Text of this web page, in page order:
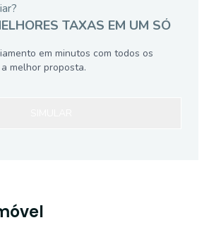
TAXAS EM UM SÓ
em minutos com todos os
melhor proposta.